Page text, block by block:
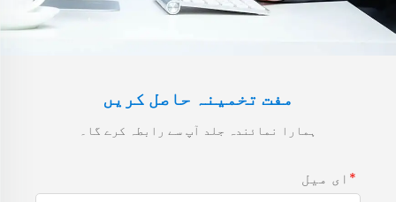
مفت تخمینہ حاصل کریں
ہمارا نمائندہ جلد آپ سے رابطہ کرے گا۔
ای میل